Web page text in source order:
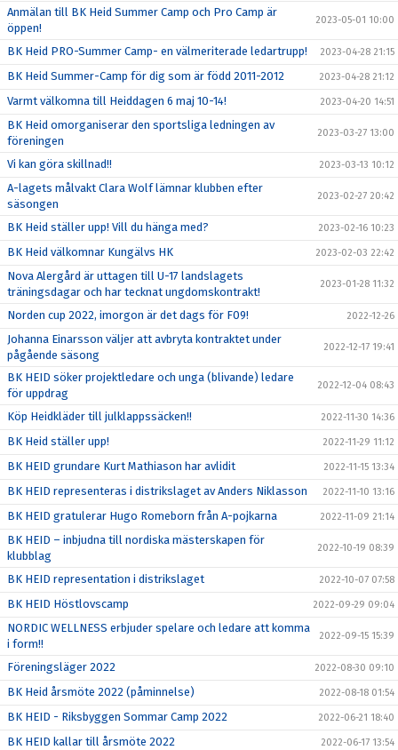
Anmälan till BK Heid Summer Camp och Pro Camp är
öppen!
2023-05-01 10:00
BK Heid PRO-Summer Camp- en välmeriterade ledartrupp! 2023-04-28 21:15
BK Heid Summer-Camp för dig som är född 2011-2012 2023-04-28 21:12
Varmt välkomna till Heiddagen 6 maj 10-14! 2023-04-20 14:51
BK Heid omorganiserar den sportsliga ledningen av
föreningen
2023-03-27 13:00
Vi kan göra skillnad!! 2023-03-13 10:12
A-lagets målvakt Clara Wolf lämnar klubben efter
säsongen
2023-02-27 20:42
BK Heid ställer upp! Vill du hänga med? 2023-02-16 10:23
BK Heid välkomnar Kungälvs HK 2023-02-03 22:42
Nova Alergård är uttagen till U-17 landslagets
träningsdagar och har tecknat ungdomskontrakt!
2023-01-28 11:32
Norden cup 2022, imorgon är det dags för F09! 2022-12-26
Johanna Einarsson väljer att avbryta kontraktet under
pågående säsong
2022-12-17 19:41
BK HEID söker projektledare och unga (blivande) ledare
för uppdrag
2022-12-04 08:43
Köp Heidkläder till julklappssäcken!! 2022-11-30 14:36
BK Heid ställer upp! 2022-11-29 11:12
BK HEID grundare Kurt Mathiason har avlidit 2022-11-15 13:34
BK HEID representeras i distrikslaget av Anders Niklasson 2022-11-10 13:16
BK HEID gratulerar Hugo Romeborn från A-pojkarna 2022-11-09 21:14
BK HEID – inbjudna till nordiska mästerskapen för
klubblag
2022-10-19 08:39
BK HEID representation i distrikslaget 2022-10-07 07:58
BK HEID Höstlovscamp 2022-09-29 09:04
NORDIC WELLNESS erbjuder spelare och ledare att komma
i form!!
2022-09-15 15:39
Föreningsläger 2022 2022-08-30 09:10
BK Heid årsmöte 2022 (påminnelse) 2022-08-18 01:54
BK HEID - Riksbyggen Sommar Camp 2022 2022-06-21 18:40
BK HEID kallar till årsmöte 2022 2022-06-17 13:54